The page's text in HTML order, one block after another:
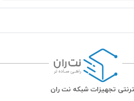
تجهیزات شبکه نت ران